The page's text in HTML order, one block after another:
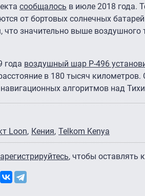
сообщалось в июле 2018 года.
от бортовых солнечных
что значительно выше воздушного
года воздушный шар Р-496
в 180 тысяч
навигационных алгоритмов над
Loon Кения Telkom Kenya
, чтобы оставлять